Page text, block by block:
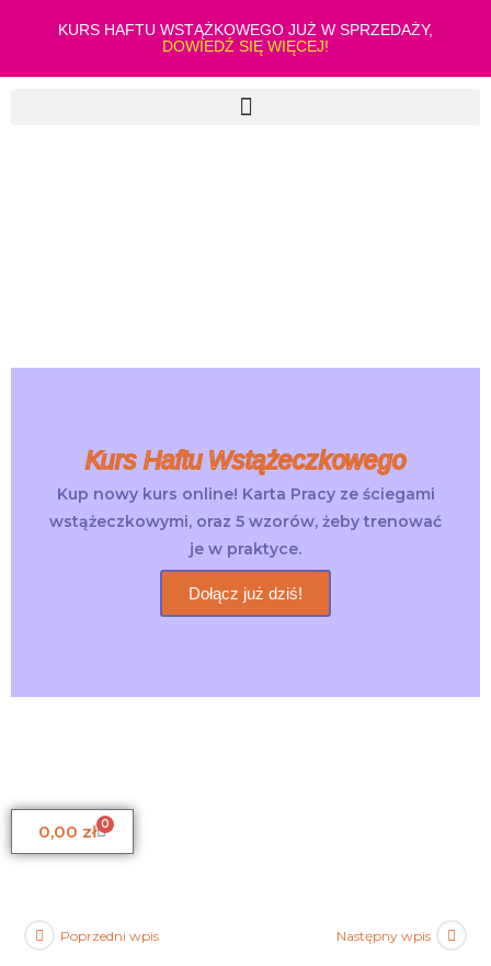
KURS HAFTU WSTĄŻKOWEGO JUŻ W SPRZEDAŻY,
DOWIEDŹ SIĘ WIĘCEJ!
Kurs Haftu Wstążeczkowego
Kup nowy kurs online! Karta Pracy ze ściegami
wstążeczkowymi, oraz 5 wzorów, żeby trenować
je w praktyce.
Dołącz już dziś!
0,00 zł 0
Poprzedni wpis Następny wpis